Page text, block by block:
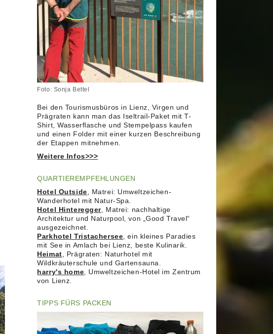
Foto: Sonja Bettel
Bei den Tourismusbüros in Lienz, Virgen und
Prägraten kann man das Iseltrail-Paket mit T-
Shirt, Wasserflasche und Stempelpass kaufen
und einen Folder mit einer kurzen Beschreibung
der Etappen mitnehmen.
Weitere Infos>>>
QUARTIEREMPFEHLUNGEN
Hotel Outside, Matrei: Umweltzeichen-
Wanderhotel mit Natur-Spa.
Hotel Hinteregger, Matrei: nachhaltige
Architektur und Naturpool, von „Good Travel“
ausgezeichnet.
Parkhotel Tristachersee, ein kleines Paradies
mit See in Amlach bei Lienz, beste Kulinarik.
Heimat, Prägraten: Naturhotel mit
Wildkräuterschule und Gartensauna.
harry's home, Umweltzeichen-Hotel im Zentrum
von Lienz.
TIPPS FÜRS PACKEN